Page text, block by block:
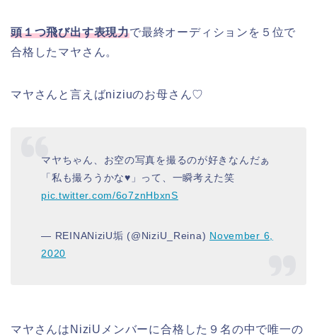
頭１つ飛び出す表現力で最終オーディションを ５位で
合格した マヤさん。
マヤさんと言えばniziuのお母さん♡
マヤちゃん、お空の写真を撮るのが好きなんだぁ
「私も撮ろうかな♥️」って、一瞬考えた笑
pic.twitter.com/6o7znHbxnS
— REINANiziU垢 (@NiziU_Reina) November 6,
2020
マヤさんは NiziUメンバーに合格した９名の中で唯一の